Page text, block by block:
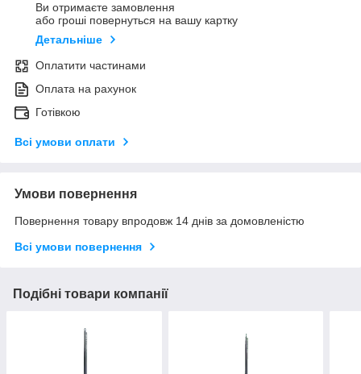
Ви отримаєте замовлення
або гроші повернуться на вашу картку
Детальніше
Оплатити частинами
Оплата на рахунок
Готівкою
Всі умови оплати
Умови повернення
Повернення товару впродовж 14 днів за домовленістю
Всі умови повернення
Подібні товари компанії